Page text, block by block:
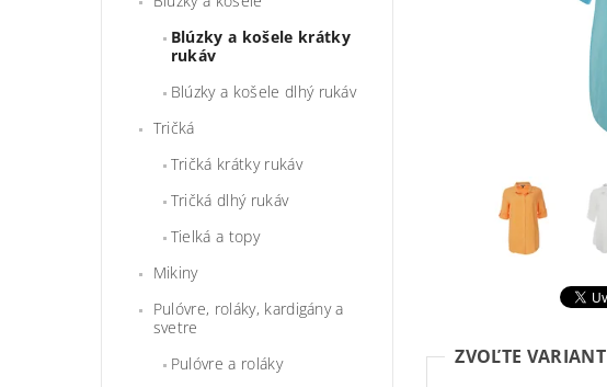
Blúzky a košele krátky
rukáv
Blúzky a košele dlhý rukáv
Tričká
Tričká krátky rukáv
Tričká dlhý rukáv
Tielká a topy
Mikiny
Pulóvre, roláky, kardigány a
svetre
Pulóvre a roláky
ZVOĽTE VARIANT